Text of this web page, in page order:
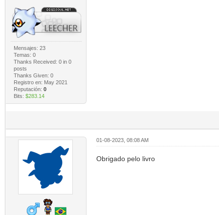
Mensajes: 23
Temas: 0
Thanks Received: 0in 0
posts
Thanks Given: 0
Registro en: May 2021
Reputación: 0
Bits: $283.14
01-08-2023, 08:08 AM
Obrigado pelo livro